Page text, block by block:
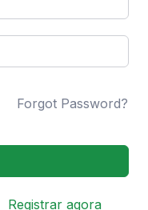
Forgot Password?
Registrar agora